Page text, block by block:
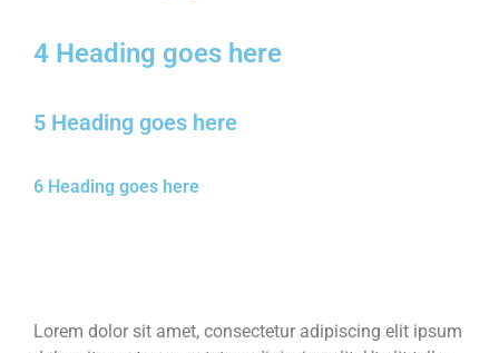
4 Heading goes here
5 Heading goes here
6 Heading goes here
Lorem dolor sit amet, consectetur adipiscing elit ipsum